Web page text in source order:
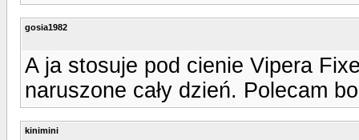
gosia1982
A ja stosuje pod cienie Vipera
naruszone cały dzień. Polecam
kinimini